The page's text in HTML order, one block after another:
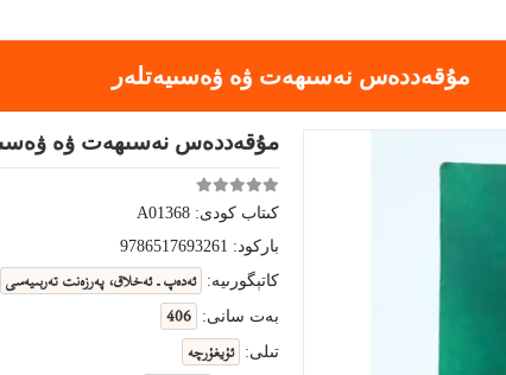
مۇقەددەس نەسىھەت ۋە ۋەسىيەتلەر
مۇقەددەس نەسىھەت ۋە
كىتاب كودى: A01368
باركود: 9786517693261
كاتېگورىيە:
ئەدەپ ـ ئەخلاق، پەرزەنت تەربىيەسى
بەت سانى: 406
تىلى: ئۇيغۇرچە